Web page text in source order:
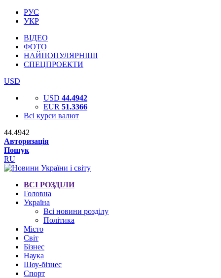
РУС
УКР
ВІДЕО
ФОТО
НАЙПОПУЛЯРНІШІ
СПЕЦПРОЕКТИ
USD
USD 44.4942
EUR 51.3366
Всі курси валют
44.4942
Авторизація
Пошук
RU
ВСІ РОЗДІЛИ
Головна
Україна
Всі новини розділу
Політика
Місто
Світ
Бізнес
Наука
Шоу-бізнес
Спорт